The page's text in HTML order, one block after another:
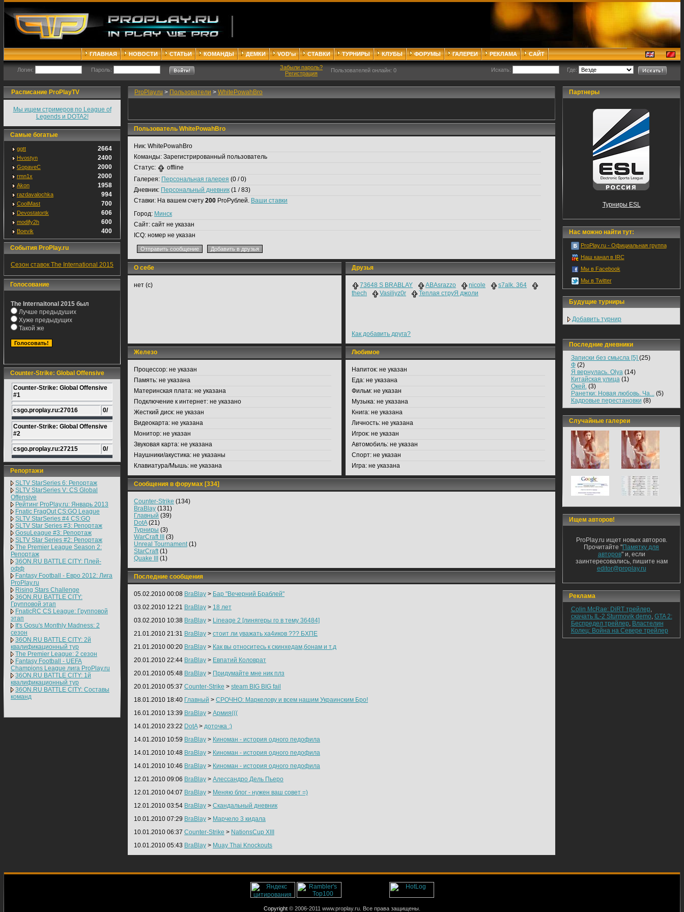
ГЛАВНАЯ НОВОСТИ СТАТЬИ КОМАНДЫ ДЕМКИ VOD'ы СТАВКИ ТУРНИРЫ КЛУБЫ ФОРУМЫ ГАЛЕРЕИ РЕКЛАМА САЙТ
Логин: Пароль:
Забыли пароль?
Регистрация
Пользователей онлайн: 0 Искать: Где:
Расписание ProPlayTV
Мы ищем стримеров по League of
Legends и DOTA2!
Самые богатые
ggtt 2664
Hvostyn 2400
GopaveC 2000
rmn1x 2000
Akon 1958
razdavalochka 994
CoolMast 700
Devostatortk 606
modify2h 600
Boevik 400
События ProPlay.ru
Сезон ставок The International 2015
Голосование
The Internaitonal 2015 был
Лучше предыдуших
Хуже предыдущих
Такой же
Counter-Strike: Global Offensive
Counter-Strike: Global Offensive
#1
csgo.proplay.ru:27016 0/
Counter-Strike: Global Offensive
#2
csgo.proplay.ru:27215 0/
Репортажи
SLTV StarSeries 6: Репортаж
SLTV StarSeries V: CS Global
Offensive
Рейтинг ProPlay.ru: Январь 2013
Fnatic FragOut CS:GO League
SLTV StarSeries #4 CS:GO
SLTV Star Series #3: Репортаж
GosuLeague #3: Репортаж
SLTV Star Series #2: Репортаж
The Premier League Season 2:
Репортаж
36ON.RU BATTLE CITY: Плей-
офф
Fantasy Football - Евро 2012: Лига
ProPlay.ru
Rising Stars Challenge
36ON.RU BATTLE CITY:
Групповой этап
FnaticRC CS League: Групповой
этап
It's Gosu's Monthly Madness: 2
сезон
36ON.RU BATTLE CITY: 2й
квалификационный тур
The Premier League: 2 cезон
Fantasy Football - UEFA
Champions League лига ProPlay.ru
36ON.RU BATTLE CITY: 1й
квалификационный тур
36ON.RU BATTLE CITY: Составы
команд
ProPlay.ru > Пользователи > WhitePowahBro
Пользователь WhitePowahBro
Ник: WhitePowahBro
Команды: Зарегистрированный пользователь
Статус:
offline
Галерея: Персональная галерея (0 / 0)
Дневник: Персональный дневник (1 / 83)
Ставки: На вашем счету 200 ProРублей. Ваши ставки
Город: Минск
Сайт: сайт не указан
ICQ: номер не указан
О себе
нет (с)
Друзья
73648 S BRABLAY ABAsrazzo nicole
s7alk. 364
thech
Vasiliyz0r Теплая струЯ джоли
Как добавить друга?
Железо
Процессор: не указан
Память: не указана
Материнская плата: не указана
Подключение к интернет: не указано
Жесткий диск: не указан
Видеокарта: не указана
Монитор: не указан
Звуковая карта: не указана
Наушники/акустика: не указаны
Клавиатура/Мышь: не указана
Любимое
Напиток: не указан
Еда: не указана
Фильм: не указан
Музыка: не указана
Книга: не указана
Личность: не указана
Игрок: не указан
Автомобиль: не указан
Спорт: не указан
Игра: не указана
Сообщения в форумах [334]
Counter-Strike (134)
BraBlay (131)
Главный (39)
DotA(21)
Турниры (3)
WarCraft III
(3)
Unreal Tournament(1)
StarCraft(1)
Quake III
(1)
Последние сообщения
05.02.2010 00:08 BraBlay > Бар "Вечерний Браблей"
03.02.2010 12:21 BraBlay > 18 лет
03.02.2010 10:38 BraBlay > Lineage 2 [линягеры го в тему 36484]
21.01.2010 21:31 BraBlay > стоит ли уважать ха4иков ??? БХПЕ
21.01.2010 00:20 BraBlay > Как вы относитесь к скинхедам,бонам и т.д
20.01.2010 22:44 BraBlay > Евпатий Коловрат
20.01.2010 05:48 BraBlay > Придумайте мне ник плз
20.01.2010 05:37 Counter-Strike > steam BIG BIG fail
18.01.2010 18:40 Главный > СРОЧНО: Маркелову и всем нашим Украинским Бро!
16.01.2010 13:39 BraBlay > Армия(((
14.01.2010 23:22 DotA> доточка :)
14.01.2010 10:59 BraBlay > Киноман - история одного педофила
14.01.2010 10:48 BraBlay > Киноман - история одного педофила
14.01.2010 10:46 BraBlay > Киноман - история одного педофила
12.01.2010 09:06 BraBlay > Алессандро Дель Пьеро
12.01.2010 04:07 BraBlay > Меняю блог - нужен ваш совет =)
12.01.2010 03:54 BraBlay > Скандальный дневник
10.01.2010 07:29 BraBlay > Марчело 3 кидала
10.01.2010 06:37 Counter-Strike > NationsCup XIII
10.01.2010 05:43 BraBlay > Muay Thai Knockouts
Партнеры
Турниры ESL
Нас можно найти тут:
ProPlay.ru - Официальная группа
Наш канал в IRC
Мы в Facebook
Мы в Twitter
Будущие турниры
Добавить турнир
Последние дневники
Записки без смысла [5] (25)
Ф(2)
Я вернулась. Olya(14)
Китайская улица(1)
Окей.(3)
Ранетки: Новая любовь. Ча...(5)
Кадровые перестановки (8)
Случайные галереи
Ищем авторов!
ProPlay.ru ищет новых авторов.
Прочитайте "Памятку для
авторов" и, если
заинтересовались, пишите нам
editor@proplay.ru
Реклама
Colin McRae: DiRT трейлер,
скачать IL-2 Sturmovik demo, GTA 2:
Беспредел трейлер, Властелин
Колец: Война на Севере трейлер
Copyright © 2006-2011 www.proplay.ru. Все права защищены.